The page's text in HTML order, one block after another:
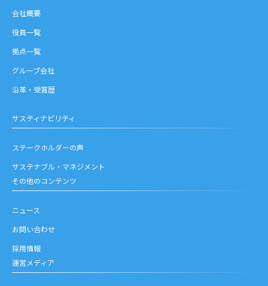
会社概要
役員一覧
拠点一覧
グループ会社
沿革・受賞歴
サスティナビリティ
ステークホルダーの声
サステナブル・マネジメント
その他のコンテンツ
ニュース
お問い合わせ
採用情報
運営メディア